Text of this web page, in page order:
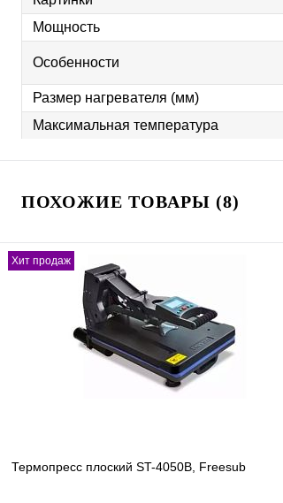
Мощность
Особенности
Размер нагревателя (мм)
Максимальная температура
ПОХОЖИЕ ТОВАРЫ (8)
Хит продаж
Термопресс плоский ST-4050B, Freesub